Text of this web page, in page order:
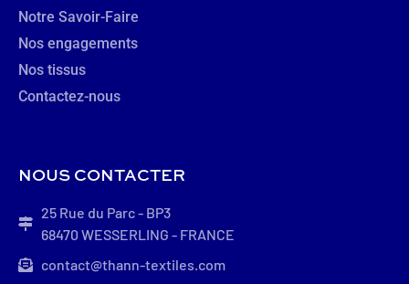
Notre Savoir-Faire
Nos engagements
Nos tissus
Contactez-nous
NOUS CONTACTER
25 Rue du Parc - BP3
68470 WESSERLING - FRANCE
contact@thann-textiles.com